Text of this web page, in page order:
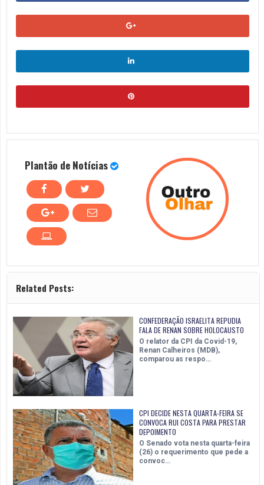
Plantão de Notícias
Related Posts:
CONFEDERAÇÃO ISRAELITA REPUDIA
FALA DE RENAN SOBRE HOLOCAUSTO
O relator da CPI da Covid-19,
Renan Calheiros (MDB),
comparou as respo…
CPI DECIDE NESTA QUARTA-FEIRA SE
CONVOCA RUI COSTA PARA PRESTAR
DEPOIMENTO
O Senado vota nesta quarta-feira
(26) o requerimento que pede a
convoc…